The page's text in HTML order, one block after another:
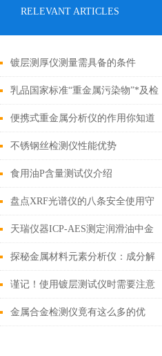
RELEVANT ARTICLES
镀层测厚仪测量需具备的条件
乳品国家标准“重金属污染物”*及检
测方案
便携式重金属分析仪的作用你知道
吗？
不锈钢丝检测仪性能优势
食用油P含量测试仪介绍
盘点XRF光谱仪的八条安全使用守
则
天瑞仪器ICP-AES测定润滑油中金
属元素
探秘金属材料元素分析仪：成分解
析与工业质量控制的核心枢纽
谨记！使用镀层测试仪时需要注意
这些
金属合金检测仪竟有这么多的优